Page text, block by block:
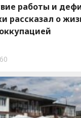
работы и
рассказал о